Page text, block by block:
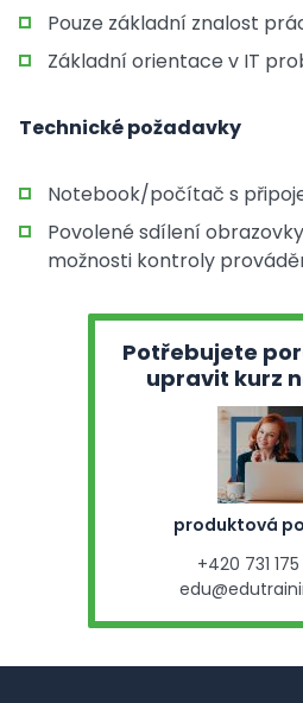
Pouze základní znalost
Základní orientace v IT
Technické požadavky
Notebook/počítač s
Povolené sdílení
možnosti kontroly
Potřebujete
upravit kurz
produktová
+420 731